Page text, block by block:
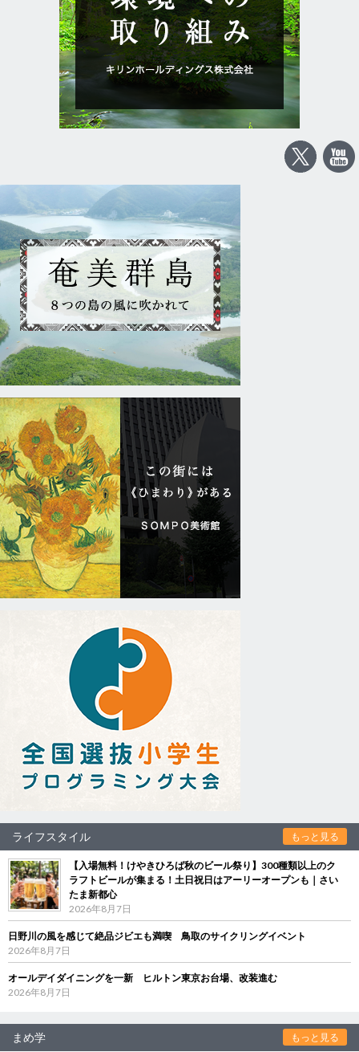
ライフスタイル もっと見る
【入場無料！けやきひろば秋のビール祭り】300種類以上のク
ラフトビールが集まる！土日祝日はアーリーオープンも｜さい
たま新都心
2026年8月7日
日野川の風を感じて絶品ジビエも満喫 鳥取のサイクリングイベント
2026年8月7日
オールデイダイニングを一新 ヒルトン東京お台場、改装進む
2026年8月7日
まめ学 もっと見る